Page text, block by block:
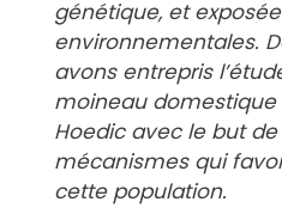
génétique, et
environnementales.
avons entrepris
moineau
Hoedic avec le but
mécanismes qui
cette population.